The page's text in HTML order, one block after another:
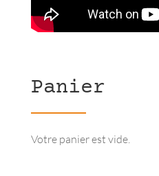
Panier
Votre panier est vide.